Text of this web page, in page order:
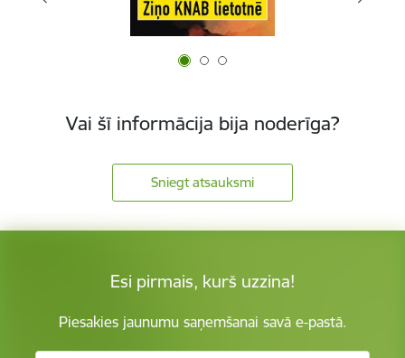
Vai šī informācija bija noderīga?
Sniegt atsauksmi
Esi pirmais, kurš uzzina!
Piesakies jaunumu saņemšanai savā e-pastā.